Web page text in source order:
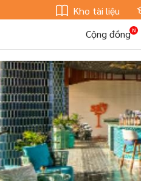
Kho tài liệu
Cộng đồng